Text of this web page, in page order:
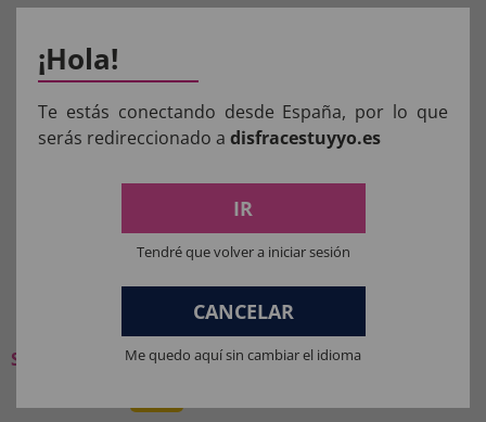
Aviso: Todos os produtos destinados a crianças
menores de 36 meses devem ser supervisionados
PENSAM:
Seja o primeiro a deixar a sua opinião
¡Hola!
Te estás conectando desde España, por lo que
serás redireccionado a disfracestuyyo.es
IR
Tendré que volver a iniciar sesión
CANCELAR
Me quedo aquí sin cambiar el idioma